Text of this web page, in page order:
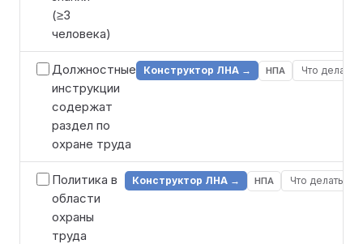
(≥3
человека)
Должностные
инструкции
содержат
раздел по
охране труда
Конструктор ЛНА → НПА Что делать
Политика в
области
охраны
труда
Конструктор ЛНА → НПА Что делать